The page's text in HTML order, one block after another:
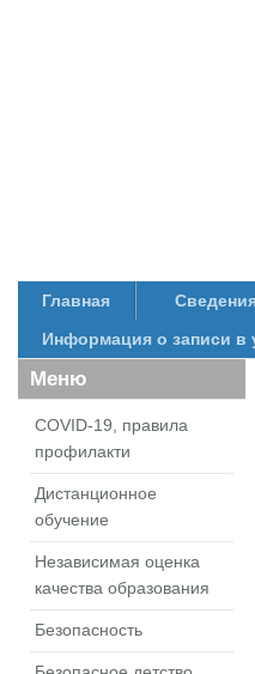
Главная
Информация о записи в
Меню
COVID-19, правила
профилакти
Дистанционное
обучение
Независимая оценка
качества образования
Безопасность